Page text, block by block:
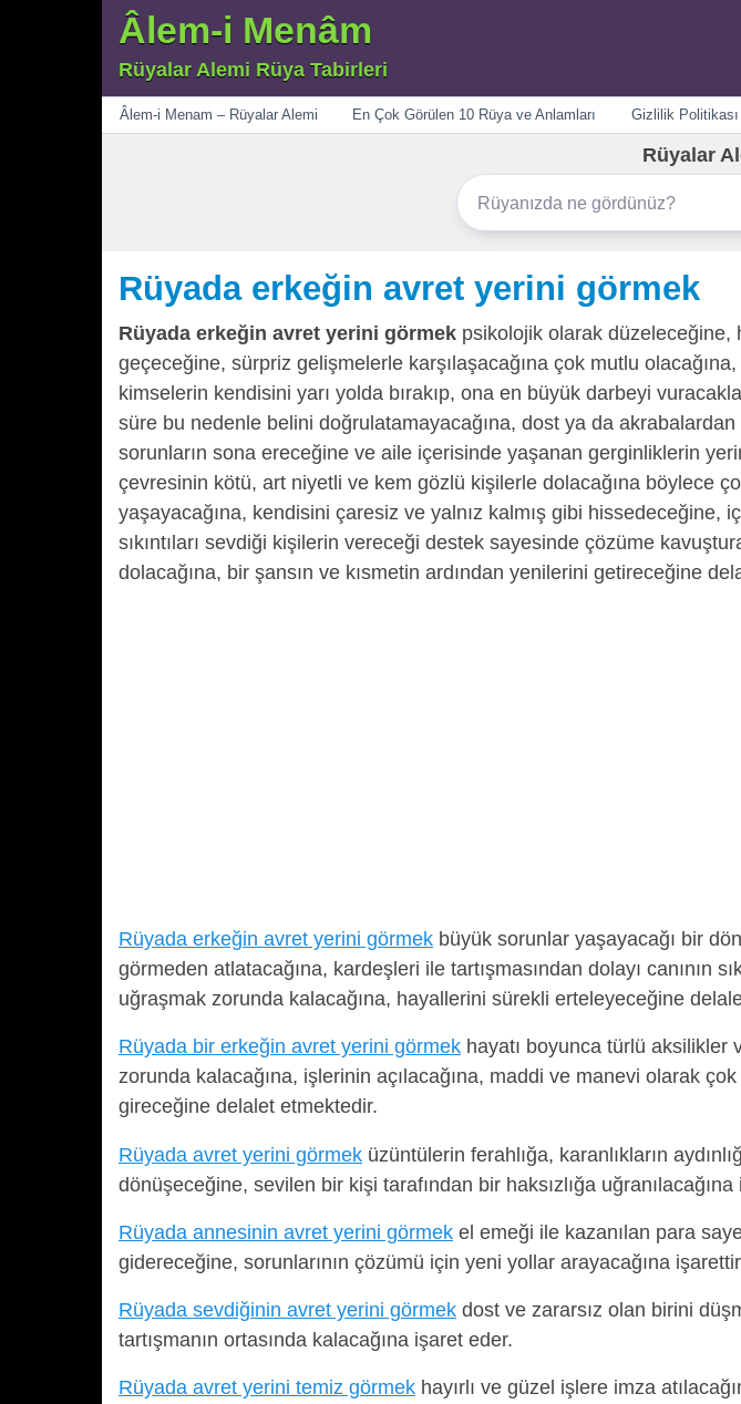
Âlem-i Menâm
Rüyalar Alemi Rüya Tabirleri
Menü
Âlem-i Menam – Rüyalar Alemi En Çok Görülen 10 Rüya ve Anlamları Gizlilik Politikası
Rüyalar
Rüyada erkeğin avret yerini görmek
Rüyada erkeğin avret yerini görmek psikolojik olarak düzeleceğine,
geçeceğine, sürpriz gelişmelerle karşılaşacağına çok mutlu
kimselerin kendisini yarı yolda bırakıp, ona en büyük darbeyi
süre bu nedenle belini doğrulatamayacağına, dost ya da akrabalardan
sorunların sona ereceğine ve aile içerisinde yaşanan gerginliklerin
çevresinin kötü, art niyetli ve kem gözlü kişilerle dolacağına böylece
yaşayacağına, kendisini çaresiz ve yalnız kalmış gibi hissedeceğine,
sıkıntıları sevdiği kişilerin vereceği destek sayesinde çözüme
dolacağına, bir şansın ve kısmetin ardından yenilerini getireceğine
Rüyada erkeğin avret yerini görmek büyük sorunlar yaşayacağı bir
görmeden atlatacağına, kardeşleri ile tartışmasından dolayı canının
uğraşmak zorunda kalacağına, hayallerini sürekli erteleyeceğine
Rüyada bir erkeğin avret yerini görmek hayatı boyunca türlü aksilikler
zorunda kalacağına, işlerinin açılacağına, maddi ve manevi olarak
gireceğine delalet etmektedir.
Rüyada avret yerini görmek üzüntülerin ferahlığa, karanlıkların
dönüşeceğine, sevilen bir kişi tarafından bir haksızlığa uğranılacağına
Rüyada annesinin avret yerini görmek el emeği ile kazanılan para
gidereceğine, sorunlarının çözümü için yeni yollar arayacağına
Rüyada sevdiğinin avret yerini görmek dost ve zararsız olan birini
tartışmanın ortasında kalacağına işaret eder.
Rüyada avret yerini temiz görmek hayırlı ve güzel işlere imza